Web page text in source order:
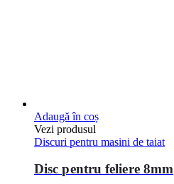
Adaugă în coș
Vezi produsul
Discuri pentru masini de taiat
Disc pentru feliere 8mm